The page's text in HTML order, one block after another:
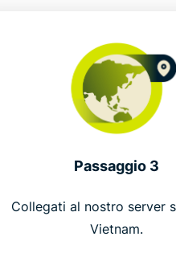
Passaggio 3
Collegati al nostro server
Vietnam.